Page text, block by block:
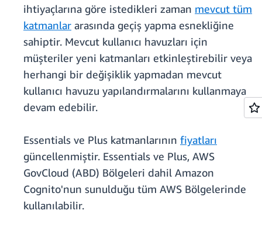
ihtiyaçlarına göre istedikleri zaman mevcut tüm
katmanlar arasında geçiş yapma esnekliğine
sahiptir. Mevcut kullanıcı havuzları için
müşteriler yeni katmanları etkinleştirebilir veya
herhangi bir değişiklik yapmadan mevcut
kullanıcı havuzu yapılandırmalarını kullanmaya
devam edebilir.
Essentials ve Plus katmanlarının fiyatları
güncellenmiştir. Essentials ve Plus, AWS
GovCloud (ABD) Bölgeleri dahil Amazon
Cognito'nun sunulduğu tüm AWS Bölgelerinde
kullanılabilir.